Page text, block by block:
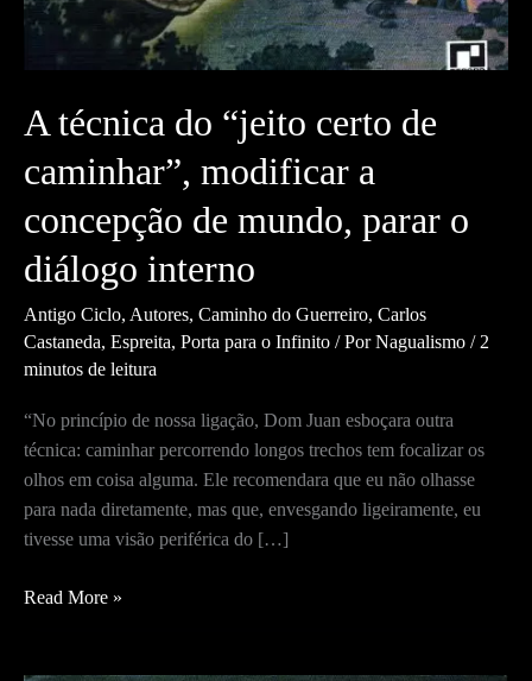
A técnica do “jeito certo de
caminhar”, modificar a
concepção de mundo, parar o
diálogo interno
Antigo Ciclo, Autores, Caminho do Guerreiro, Carlos
Castaneda, Espreita, Porta para o Infinito / PorNagualismo / 2
minutos de leitura
“No princípio de nossa ligação, Dom Juan esboçara outra
técnica: caminhar percorrendo longos trechos tem focalizar os
olhos em coisa alguma. Ele recomendara que eu não olhasse
para nada diretamente, mas que, envesgando ligeiramente, eu
tivesse uma visão periférica do […]
A
Read More »